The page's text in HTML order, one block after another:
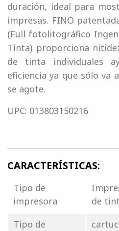
duración, ideal para
impresas. FINO
(Full fotolitográfico
Tinta) proporciona
de tinta individuales
eficiencia ya que sólo va
se agote.
UPC: 013803150216
CARACTERÍSTICAS:
Tipo de
impresora
de
Tipo de